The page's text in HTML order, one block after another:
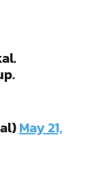
May 21,